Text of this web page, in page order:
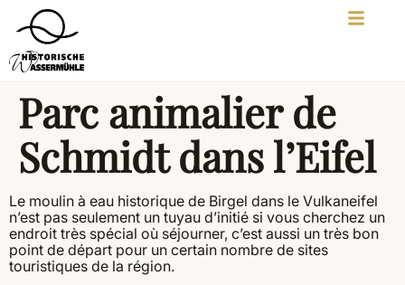
Parc animalier de
Schmidt dans l’Eifel
Le moulin à eau historique de Birgel dans le Vulkaneifel
n’est pas seulement un tuyau d’initié si vous cherchez un
endroit très spécial où séjourner, c’est aussi un très bon
point de départ pour un certain nombre de sites
touristiques de la région.